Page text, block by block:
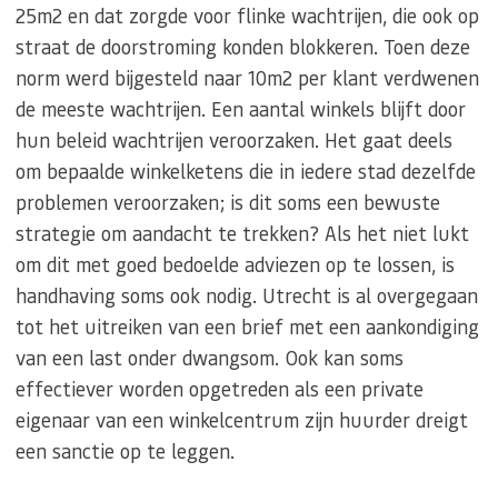
25m2 en dat zorgde voor flinke wachtrijen, die ook op
straat de doorstroming konden blokkeren. Toen deze
norm werd bijgesteld naar 10m2 per klant verdwenen
de meeste wachtrijen. Een aantal winkels blijft door
hun beleid wachtrijen veroorzaken. Het gaat deels
om bepaalde winkelketens die in iedere stad dezelfde
problemen veroorzaken; is dit soms een bewuste
strategie om aandacht te trekken? Als het niet lukt
om dit met goed bedoelde adviezen op te lossen, is
handhaving soms ook nodig. Utrecht is al overgegaan
tot het uitreiken van een brief met een aankondiging
van een last onder dwangsom. Ook kan soms
effectiever worden opgetreden als een private
eigenaar van een winkelcentrum zijn huurder dreigt
een sanctie op te leggen.